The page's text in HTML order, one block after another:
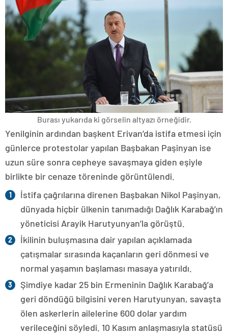
Burası yukarıda ki görselin altyazı örneğidir.
Yenilginin ardından başkent Erivan’da istifa etmesi için
günlerce protestolar yapılan Başbakan Paşinyan ise
uzun süre sonra cepheye savaşmaya giden eşiyle
birlikte bir cenaze töreninde görüntülendi.
İstifa çağrılarına direnen Başbakan Nikol Paşinyan,
dünyada hiçbir ülkenin tanımadığı Dağlık Karabağ’ın
yöneticisi Arayik Harutyunyan’la görüştü.
İkilinin buluşmasına dair yapılan açıklamada
çatışmalar sırasında kaçanların geri dönmesi ve
normal yaşamın başlaması masaya yatırıldı.
Şimdiye kadar 25 bin Ermeninin Dağlık Karabağ’a
geri döndüğü bilgisini veren Harutyunyan, savaşta
ölen askerlerin ailelerine 600 dolar yardım
verileceğini söyledi. 10 Kasım anlaşmasıyla statüsü